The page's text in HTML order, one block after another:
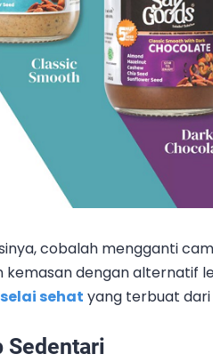
cobalah mengganti
kemasan dengan alternatif
selai sehat yang terbuat
Sedentari